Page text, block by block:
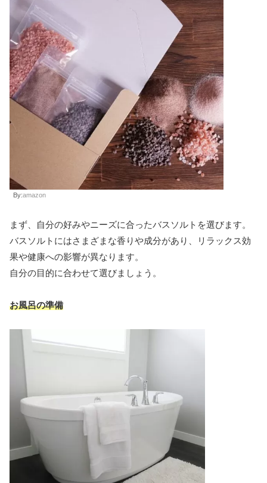
By:amazon
まず、自分の好みやニーズに合ったバスソルトを選びます。
バスソルトにはさまざまな香りや成分があり、リラックス効
果や健康への影響が異なります。
自分の目的に合わせて選びましょう。
お風呂の準備